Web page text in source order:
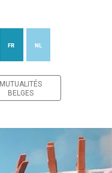
FR NL
MUTUALITÉS
BELGES